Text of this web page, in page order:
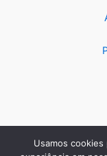
Copyright © 2026
Usamos